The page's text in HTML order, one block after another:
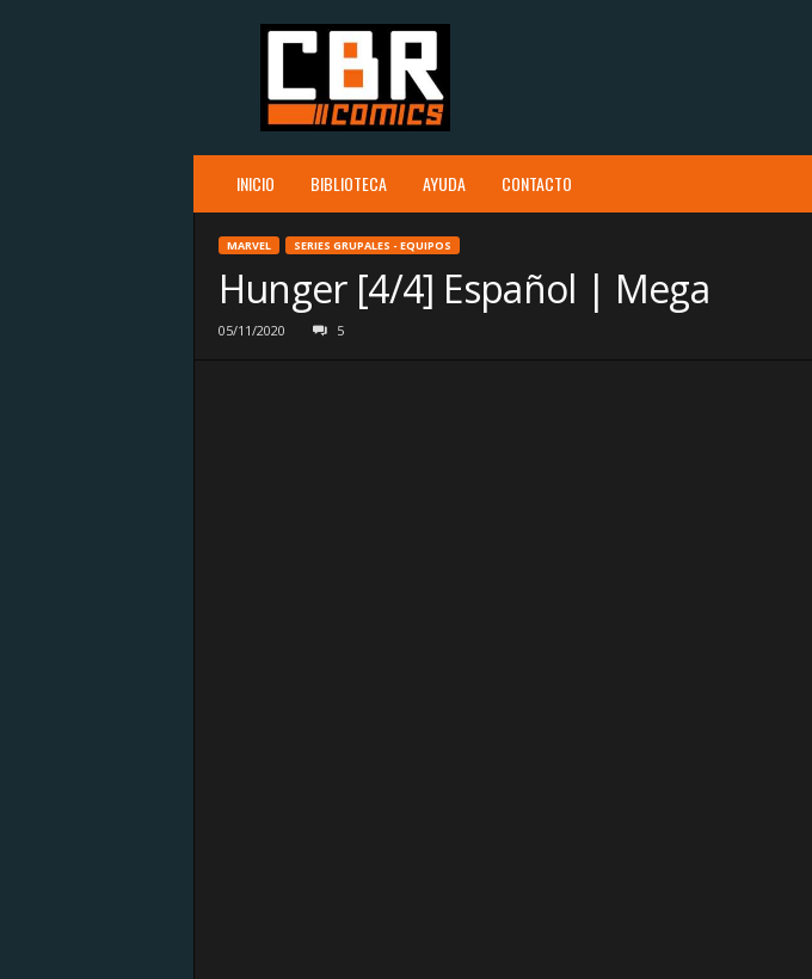
INICIO BIBLIOTECA AYUDA CONTACTO
MARVEL SERIES GRUPALES - EQUIPOS
Hunger [4/4] Español | Mega
05/11/2020 5